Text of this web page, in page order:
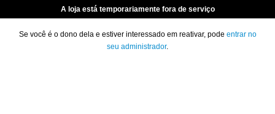
A loja está temporariamente fora de serviço
Se você é o dono dela e estiver interessado em reativar, pode entrar no
seu administrador.